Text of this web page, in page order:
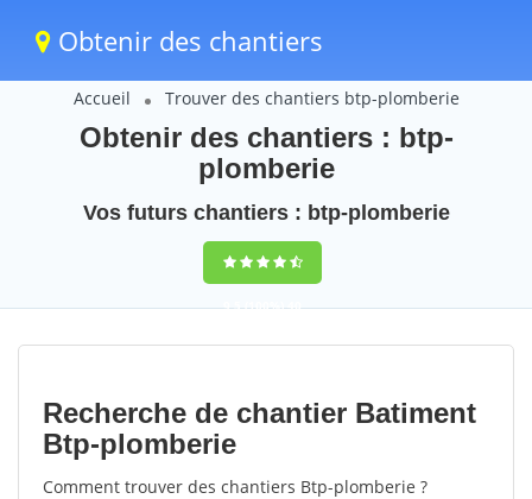
Obtenir des chantiers
Accueil Trouver des chantiers btp-plomberie
Obtenir des chantiers : btp-
plomberie
Vos futurs chantiers : btp-plomberie
9,5(100%)40
votes
Recherche de chantier Batiment
Btp-plomberie
Comment trouver des chantiers Btp-plomberie ?